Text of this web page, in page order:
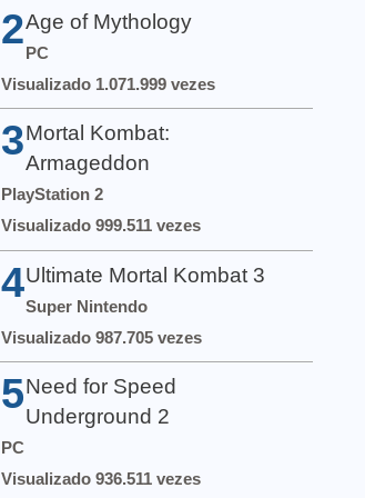
2Age of Mythology
PC
Visualizado 1.071.999 vezes
3 Mortal Kombat:
Armageddon
PlayStation 2
Visualizado 999.511 vezes
4 Ultimate Mortal Kombat 3
Super Nintendo
Visualizado 987.705 vezes
5 Need for Speed
Underground 2
PC
Visualizado 936.511 vezes